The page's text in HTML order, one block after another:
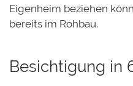
Eigenheim beziehen
bereits im Rohbau.
Besichtigung in